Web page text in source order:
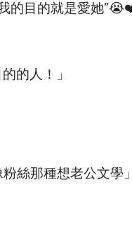
的目的就是愛她
的人！」
絲那種想老公文學」